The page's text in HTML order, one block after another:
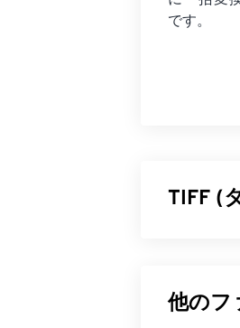
です。
TIFF (
ングです
イル、レ
他のフ